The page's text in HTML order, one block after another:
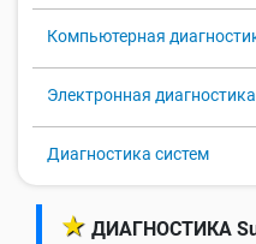
Компьютерная
Электронная диагностика
Диагностика систем
★ ДИАГНОСТИКА